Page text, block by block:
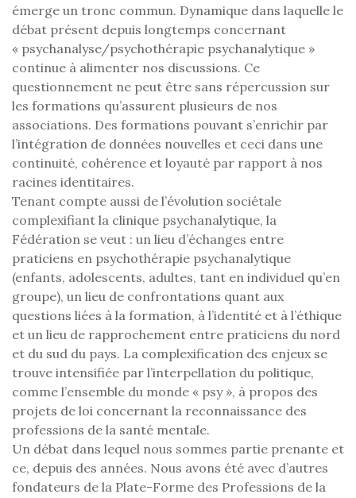
émerge un tronc commun. Dynamique dans laquelle le
débat présent depuis longtemps concernant
« psychanalyse/psychothérapie psychanalytique »
continue à alimenter nos discussions. Ce
questionnement ne peut être sans répercussion sur
les formations qu’assurent plusieurs de nos
associations. Des formations pouvant s’enrichir par
l’intégration de données nouvelles et ceci dans une
continuité, cohérence et loyauté par rapport à nos
racines identitaires.
Tenant compte aussi de l’évolution sociétale
complexifiant la clinique psychanalytique, la
Fédération se veut : un lieu d’échanges entre
praticiens en psychothérapie psychanalytique
(enfants, adolescents, adultes, tant en individuel qu’en
groupe), un lieu de confrontations quant aux
questions liées à la formation, à l’identité et à l’éthique
et un lieu de rapprochement entre praticiens du nord
et du sud du pays. La complexification des enjeux se
trouve intensifiée par l’interpellation du politique,
comme l’ensemble du monde « psy », à propos des
projets de loi concernant la reconnaissance des
professions de la santé mentale.
Un débat dans lequel nous sommes partie prenante et
ce, depuis des années. Nous avons été avec d’autres
fondateurs de la Plate-Forme des Professions de la